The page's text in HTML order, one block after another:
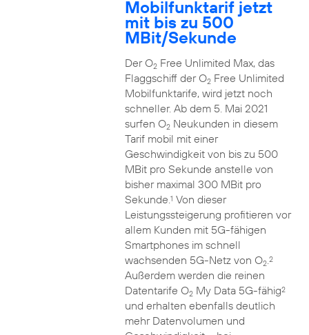
Mobilfunktarif jetzt
mit bis zu 500
MBit/Sekunde
Der O2Free Unlimited Max, das
Flaggschiff der O2Free Unlimited
Mobilfunktarife, wird jetzt noch
schneller. Ab dem 5. Mai 2021
surfen O2Neukunden in diesem
Tarif mobil mit einer
Geschwindigkeit von bis zu 500
MBit pro Sekunde anstelle von
bisher maximal 300 MBit pro
Sekunde.1 Von dieser
Leistungssteigerung profitieren vor
allem Kunden mit 5G-fähigen
Smartphones im schnell
wachsenden 5G-Netz von O2.2
Außerdem werden die reinen
Datentarife O2My Data 5G-fähig2
und erhalten ebenfalls deutlich
mehr Datenvolumen und